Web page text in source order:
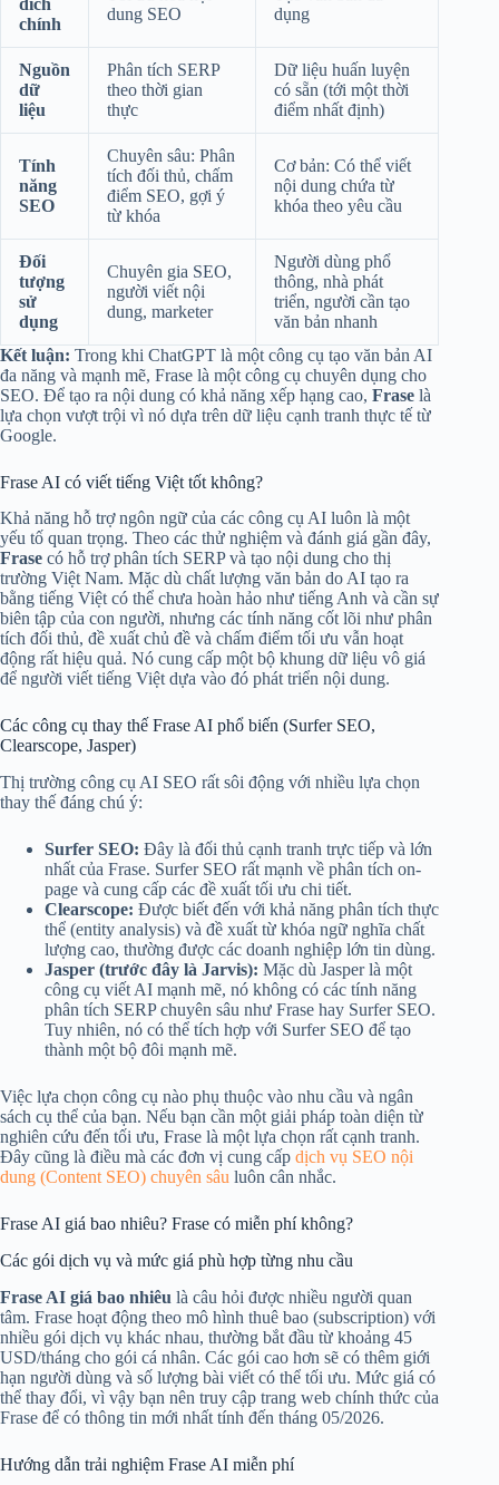
chính
dung SEO
dụng
Nguồn
dữ
liệu
Phân tích SERP
theo thời gian
thực
Dữ liệu huấn luyện
có sẵn (tới một thời
điểm nhất định)
Tính
năng
SEO
Chuyên sâu: Phân
tích đối thủ, chấm
điểm SEO, gợi ý
từ khóa
Cơ bản: Có thể viết
nội dung chứa từ
khóa theo yêu cầu
Đối
tượng
sử
dụng
Chuyên gia SEO,
người viết nội
dung, marketer
Người dùng phổ
thông, nhà phát
triển, người cần tạo
văn bản nhanh
Kết luận: Trong khi ChatGPT là một công cụ tạo văn bản AI
đa năng và mạnh mẽ, Frase là một công cụ chuyên dụng cho
SEO. Để tạo ra nội dung có khả năng xếp hạng cao, Frase là
lựa chọn vượt trội vì nó dựa trên dữ liệu cạnh tranh thực tế từ
Google.
Frase AI có viết tiếng Việt tốt không?
Khả năng hỗ trợ ngôn ngữ của các công cụ AI luôn là một
yếu tố quan trọng. Theo các thử nghiệm và đánh giá gần đây,
Frase có hỗ trợ phân tích SERP và tạo nội dung cho thị
trường Việt Nam. Mặc dù chất lượng văn bản do AI tạo ra
bằng tiếng Việt có thể chưa hoàn hảo như tiếng Anh và cần sự
biên tập của con người, nhưng các tính năng cốt lõi như phân
tích đối thủ, đề xuất chủ đề và chấm điểm tối ưu vẫn hoạt
động rất hiệu quả. Nó cung cấp một bộ khung dữ liệu vô giá
để người viết tiếng Việt dựa vào đó phát triển nội dung.
Các công cụ thay thế Frase AI phổ biến (Surfer SEO,
Clearscope, Jasper)
Thị trường công cụ AI SEO rất sôi động với nhiều lựa chọn
thay thế đáng chú ý:
Surfer SEO: Đây là đối thủ cạnh tranh trực tiếp và lớn
nhất của Frase. Surfer SEO rất mạnh về phân tích on-
page và cung cấp các đề xuất tối ưu chi tiết.
Clearscope: Được biết đến với khả năng phân tích thực
thể (entity analysis) và đề xuất từ khóa ngữ nghĩa chất
lượng cao, thường được các doanh nghiệp lớn tin dùng.
Jasper (trước đây là Jarvis): Mặc dù Jasper là một
công cụ viết AI mạnh mẽ, nó không có các tính năng
phân tích SERP chuyên sâu như Frase hay Surfer SEO.
Tuy nhiên, nó có thể tích hợp với Surfer SEO để tạo
thành một bộ đôi mạnh mẽ.
Việc lựa chọn công cụ nào phụ thuộc vào nhu cầu và ngân
sách cụ thể của bạn. Nếu bạn cần một giải pháp toàn diện từ
nghiên cứu đến tối ưu, Frase là một lựa chọn rất cạnh tranh.
Đây cũng là điều mà các đơn vị cung cấp dịch vụ SEO nội
dung (Content SEO) chuyên sâu luôn cân nhắc.
Frase AI giá bao nhiêu? Frase có miễn phí không?
Các gói dịch vụ và mức giá phù hợp từng nhu cầu
Frase AI giá bao nhiêu là câu hỏi được nhiều người quan
tâm. Frase hoạt động theo mô hình thuê bao (subscription) với
nhiều gói dịch vụ khác nhau, thường bắt đầu từ khoảng 45
USD/tháng cho gói cá nhân. Các gói cao hơn sẽ có thêm giới
hạn người dùng và số lượng bài viết có thể tối ưu. Mức giá có
thể thay đổi, vì vậy bạn nên truy cập trang web chính thức của
Frase để có thông tin mới nhất tính đến tháng 05/2026.
Hướng dẫn trải nghiệm Frase AI miễn phí